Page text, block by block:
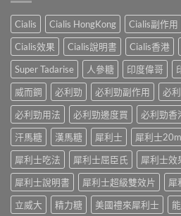
你
真
相，
備
孕
男
必
讀〉
中
真
實
體
驗
＋
醫
真
相
大
開〉
中
法
與
印
度
Levifil-
20〉
與
副
作
用：
果
凍
嘅
速
效
術
要
打
折
讀〉
Cialis Cialis HongKong Cialis副作用
Cialis效果
Cialis說明書 Cialis香港
Super Tadarise
人參糖 印度偉哥
威而鋼
必利勁 必利勁副作用 必
必利勁用法
必利勁邊度買 必利勁香
汗馬糖
漢馬糖 犀利士 犀利士
犀利士吃法
犀利士屈臣氏 犀利士效
犀利士說明書
犀利士超級雙效片 犀
立威大
精力糖 美國禮來犀利士